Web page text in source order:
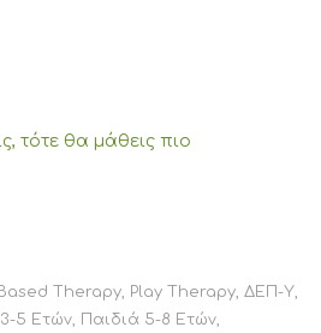
τότε θα μάθεις πιο
Therapy, Play Therapy, ΔΕΠ-Υ,
3-5 Ετών, Παιδιά 5-8 Ετών,